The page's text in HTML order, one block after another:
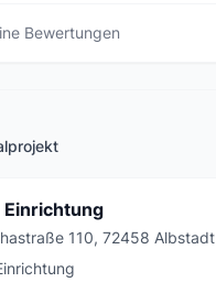
Bewertungen
Einrichtung
110, 72458 Albstadt